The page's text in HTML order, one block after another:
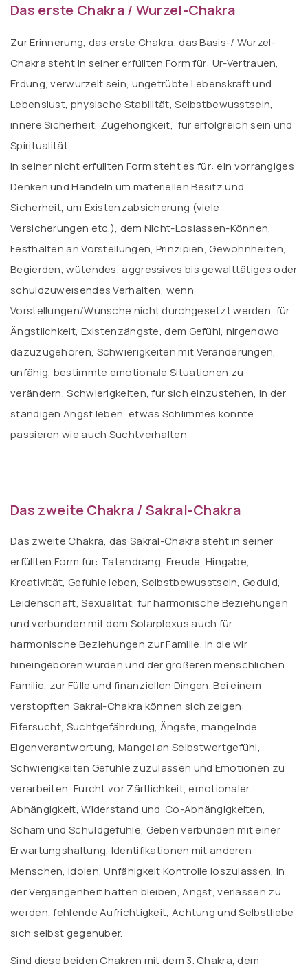
Das erste Chakra / Wurzel-Chakra
Zur Erinnerung, das erste Chakra, das Basis-/ Wurzel-
Chakra steht in seiner erfüllten Form für: Ur-Vertrauen,
Erdung, verwurzelt sein, ungetrübte Lebenskraft und
Lebenslust, physische Stabilität, Selbstbewusstsein,
innere Sicherheit, Zugehörigkeit, für erfolgreich sein und
Spiritualität.
In seiner nicht erfüllten Form steht es für: ein vorrangiges
Denken und Handeln um materiellen Besitz und
Sicherheit, um Existenzabsicherung (viele
Versicherungen etc.), dem Nicht-Loslassen-Können,
Festhalten an Vorstellungen, Prinzipien, Gewohnheiten,
Begierden, wütendes, aggressives bis gewalttätiges oder
schuldzuweisendes Verhalten, wenn
Vorstellungen/Wünsche nicht durchgesetzt werden, für
Ängstlichkeit, Existenzängste, dem Gefühl, nirgendwo
dazuzugehören, Schwierigkeiten mit Veränderungen,
unfähig, bestimmte emotionale Situationen zu
verändern, Schwierigkeiten, für sich einzustehen, in der
ständigen Angst leben, etwas Schlimmes könnte
passieren wie auch Suchtverhalten
Das zweite Chakra / Sakral-Chakra
Das zweite Chakra, das Sakral-Chakra steht in seiner
erfüllten Form für: Tatendrang, Freude, Hingabe,
Kreativität, Gefühle leben, Selbstbewusstsein, Geduld,
Leidenschaft, Sexualität, für harmonische Beziehungen
und verbunden mit dem Solarplexus auch für
harmonische Beziehungen zur Familie, in die wir
hineingeboren wurden und der größeren menschlichen
Familie, zur Fülle und finanziellen Dingen. Bei einem
verstopften Sakral-Chakra können sich zeigen:
Eifersucht, Suchtgefährdung, Ängste, mangelnde
Eigenverantwortung, Mangel an Selbstwertgefühl,
Schwierigkeiten Gefühle zuzulassen und Emotionen zu
verarbeiten, Furcht vor Zärtlichkeit, emotionaler
Abhängigkeit, Widerstand und Co-Abhängigkeiten,
Scham und Schuldgefühle, Geben verbunden mit einer
Erwartungshaltung, Identifikationen mit anderen
Menschen, Idolen, Unfähigkeit Kontrolle loszulassen, in
der Vergangenheit haften bleiben, Angst, verlassen zu
werden, fehlende Aufrichtigkeit, Achtung und Selbstliebe
sich selbst gegenüber.
Sind diese beiden Chakren mit dem 3. Chakra, dem